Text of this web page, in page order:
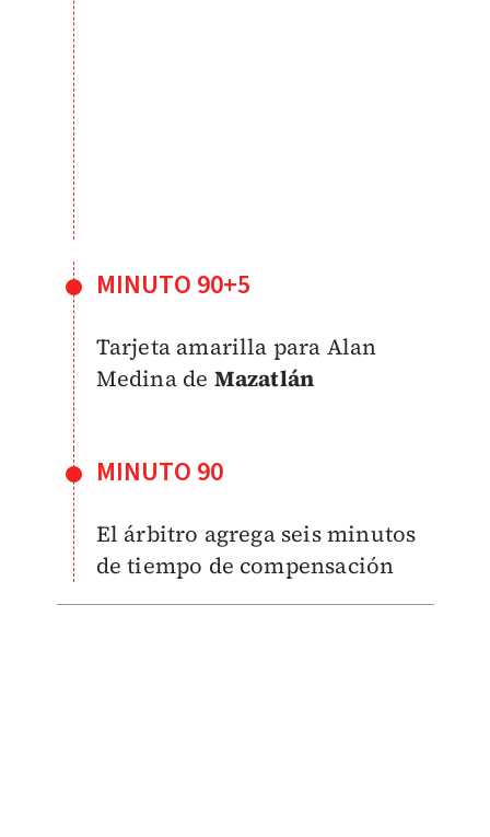
MINUTO 90+5
Tarjeta amarilla para Alan
Medina de Mazatlán
MINUTO 90
El árbitro agrega seis minutos
de tiempo de compensación